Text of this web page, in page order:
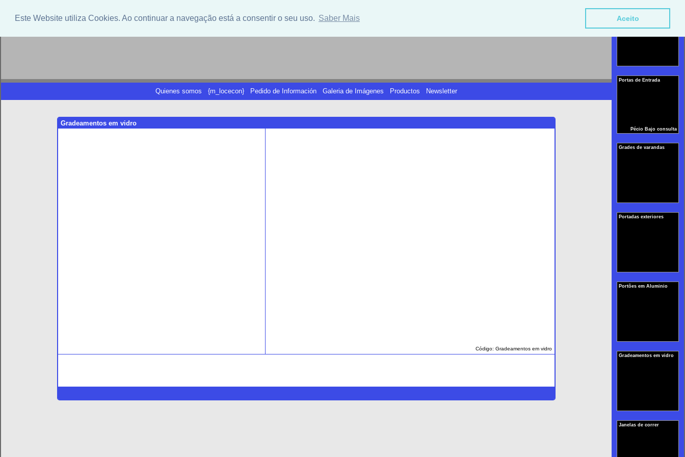
Este Website utiliza Cookies. Ao continuar a navegação está a consentir o seu uso. Saber Mais Aceito
Obras Realizadas
Portas de Entrada
Pécio Bajo consulta
Grades de varandas
Portadas exteriores
Portões em Aluminio
Gradeamentos em vidro
Janelas de correr
Quienes somos {m_locecon} Pedido de Información Galeria de Imágenes Productos Newsletter
Gradeamentos em vidro
Código: Gradeamentos em vidro